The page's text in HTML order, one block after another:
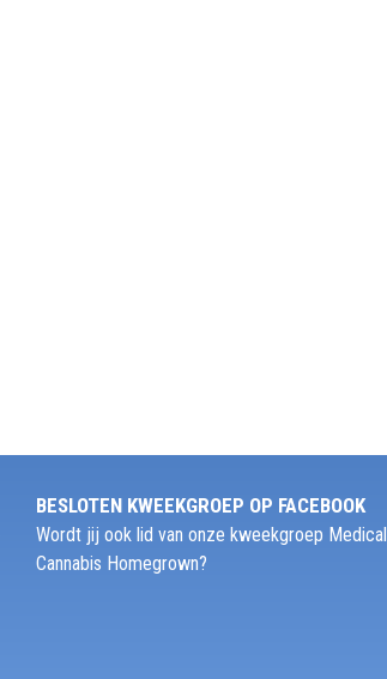
BESLOTEN KWEEKGROEP OP FACEBOOK
Wordt jij ook lid van onze kweekgroep Medical
Cannabis Homegrown?